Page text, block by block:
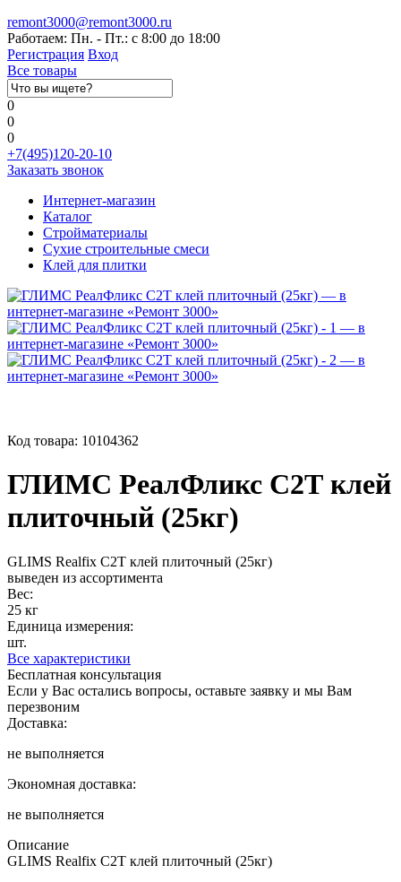
remont3000@remont3000.ru
Работаем: Пн. - Пт.: с 8:00 до 18:00
Регистрация Вход
Все товары
0
0
0
+7(495)120-20-10
Заказать звонок
Интернет-магазин
Каталог
Стройматериалы
Сухие строительные смеси
Клей для плитки
Код товара: 10104362
ГЛИМС РеалФликс С2Т клей
плиточный (25кг)
GLIMS Realfix С2Т клей плиточный (25кг)
выведен из ассортимента
Вес:
25 кг
Единица измерения:
шт.
Все характеристики
Бесплатная консультация
Если у Вас остались вопросы, оставьте заявку и мы Вам
перезвоним
Доставка:
не выполняется
Экономная доставка:
не выполняется
Описание
GLIMS Realfix С2Т клей плиточный (25кг)